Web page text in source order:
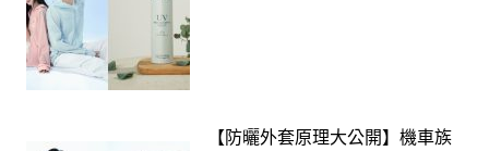
【防曬外套原理大公開】機車族